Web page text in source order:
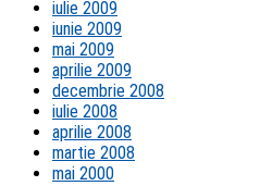
iulie 2009
iunie 2009
mai 2009
aprilie 2009
decembrie 2008
iulie 2008
aprilie 2008
martie 2008
mai 2000